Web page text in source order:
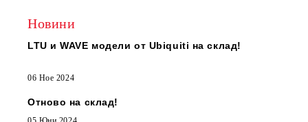
Новини
LTU и WAVE модели от Ubiquiti на склад!
06 Ное 2024
Отново на склад!